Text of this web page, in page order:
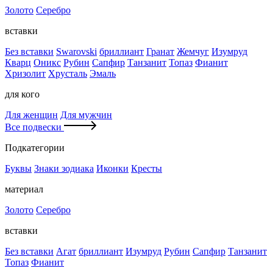
Золото Серебро
вставки
Без вставки Swarovski бриллиант Гранат Жемчуг Изумруд
Кварц Оникс Рубин Сапфир Танзанит Топаз Фианит
Хризолит Хрусталь Эмаль
для кого
Для женщин Для мужчин
Все подвески
Подкатегории
Буквы Знаки зодиака Иконки Кресты
материал
Золото Серебро
вставки
Без вставки Агат бриллиант Изумруд Рубин Сапфир Танзанит
Топаз Фианит